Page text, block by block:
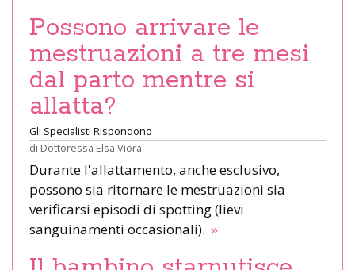
Possono arrivare le
mestruazioni a tre mesi
dal parto mentre si
allatta?
Gli Specialisti Rispondono
di Dottoressa Elsa Viora
Durante l'allattamento, anche esclusivo,
possono sia ritornare le mestruazioni sia
verificarsi episodi di spotting (lievi
sanguinamenti occasionali). »